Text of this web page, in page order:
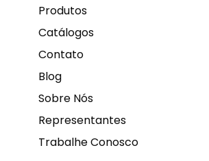
Produtos
Catálogos
Contato
Blog
Sobre Nós
Representantes
Trabalhe Conosco